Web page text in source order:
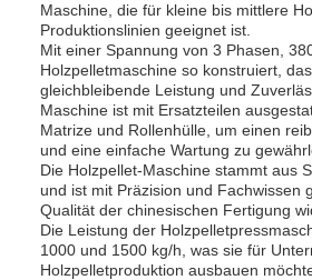
*Fettpumpe;
*Automatisches
Maschine, die für kleine bis mittlere
Produktionslinien geeignet ist.
Mit einer Spannung von 3 Phasen,
Holzpelletmaschine so konstruiert,
gleichbleibende Leistung und
Maschine ist mit Ersatzteilen
Matrize und Rollenhülle, um einen
und eine einfache Wartung zu
Die Holzpellet-Maschine stammt aus
und ist mit Präzision und Fachwissen
Qualität der chinesischen Fertigung
Die Leistung der
1000 und 1500 kg/h, was sie für
Holzpelletproduktion ausbauen